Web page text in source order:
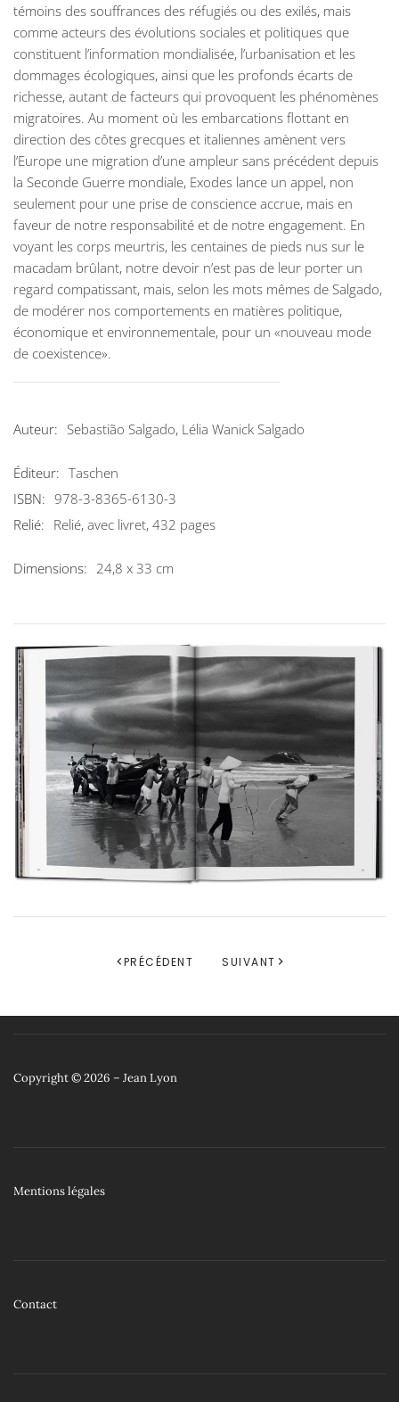
témoins des souffrances des réfugiés ou des exilés, mais
comme acteurs des évolutions sociales et politiques que
constituent l’information mondialisée, l’urbanisation et les
dommages écologiques, ainsi que les profonds écarts de
richesse, autant de facteurs qui provoquent les phénomènes
migratoires. Au moment où les embarcations flottant en
direction des côtes grecques et italiennes amènent vers
l’Europe une migration d’une ampleur sans précédent depuis
la Seconde Guerre mondiale, Exodes lance un appel, non
seulement pour une prise de conscience accrue, mais en
faveur de notre responsabilité et de notre engagement. En
voyant les corps meurtris, les centaines de pieds nus sur le
macadam brûlant, notre devoir n’est pas de leur porter un
regard compatissant, mais, selon les mots mêmes de Salgado,
de modérer nos comportements en matières politique,
économique et environnementale, pour un «nouveau mode
de coexistence».
Auteur: Sebastião Salgado, Lélia Wanick Salgado
Éditeur: Taschen
ISBN: 978-3-8365-6130-3
Relié: Relié, avec livret, 432 pages
Dimensions: 24,8 x 33 cm
PRÉCÉDENT SUIVANT
Copyright © 2026 – Jean Lyon
Mentions légales
Contact